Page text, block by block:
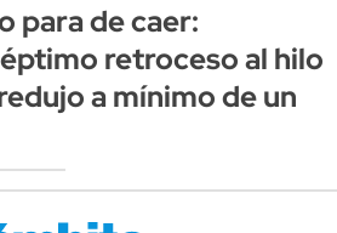
para de caer:
retroceso al hilo
a mínimo de un